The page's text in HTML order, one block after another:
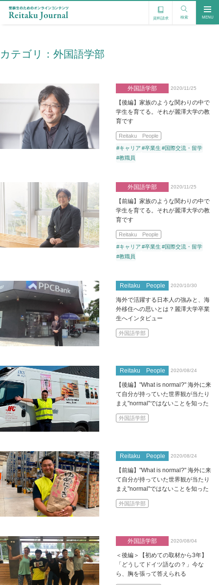
資料請求 検索 MENU
カテゴリ： 外国語学部
外国語学部 2020/11/25
【後編】家族のような関わりの中で
学生を育てる。それが麗澤大学の教
育です
Reitaku People
#キャリア #卒業生 #国際交流・留学
#教職員
外国語学部 2020/11/25
【前編】家族のような関わりの中で
学生を育てる。それが麗澤大学の教
育です
Reitaku People
#キャリア #卒業生 #国際交流・留学
#教職員
Reitaku People 2020/10/30
海外で活躍する日本人の強みと、海
外移住への思いとは？麗澤大学卒業
生へインタビュー
外国語学部
Reitaku People 2020/08/24
【後編】"What is normal?" 海外に来
て自分が持っていた世界観が当たり
まえ"normal"ではないことを知った
外国語学部
Reitaku People 2020/08/24
【前編】"What is normal?" 海外に来
て自分が持っていた世界観が当たり
まえ"normal"ではないことを知った
外国語学部
外国語学部 2020/08/04
＜後編＞【初めての取材から3年】
「どうしてドイツ語なの？」今な
ら、胸を張って答えられる